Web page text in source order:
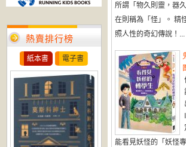
熱賣排行榜
紙本書 電子書
所謂「物久則靈，器
在則稱為「怪」。 精
照人性的奇幻傳說！...
能看見妖怪的「妖怪